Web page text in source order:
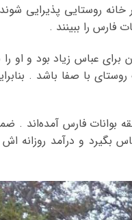
‫روستایی پذیرایی
فارس را ببینند .
در آن زمان برای عباس زیاد بود و او
در یک روستای با صفا باشد .
به روستای بزم در منطقه بوانات فارس آمده‌اند
اینکه آقای برزگر هم به عنوان کارآفرین برتر در صنعت گردشگری توانسته ۱۲۶ لوح سپاس